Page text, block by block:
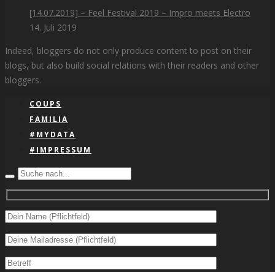
[14.07.2019] – Feel Festival 2019 – Impro meets Electro
14. Juli 2019
Indeed, bloggers do not only produce content to post on their
blogs, but also build social relations with their readers and other
bloggers.
COUPS
FAMILIA
#MYDATA
#IMPRESSUM